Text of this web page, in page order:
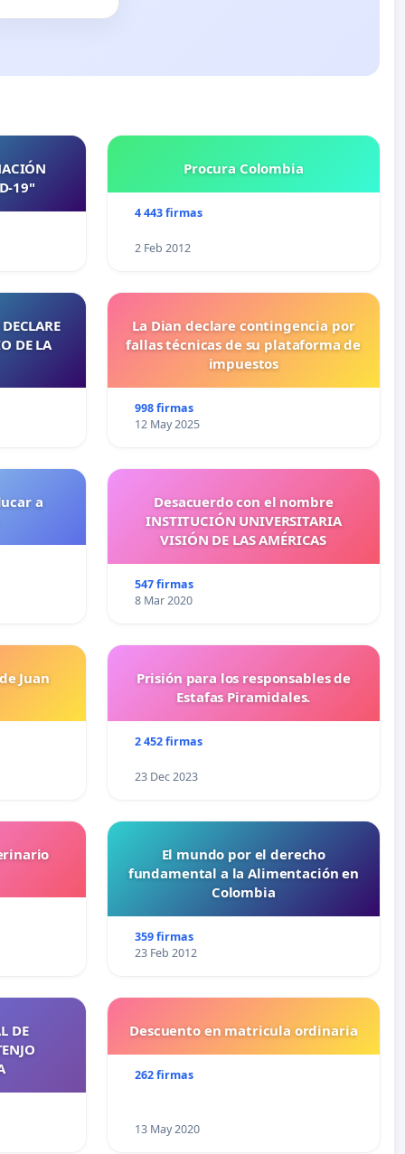
19"
Procura Colombia
4 443 firmas
2 Feb 2012
DE LA
La Dian declare contingencia por
fallas técnicas de su plataforma de
impuestos
998 firmas
12 May 2025
a
Desacuerdo con el nombre
INSTITUCIÓN UNIVERSITARIA
VISIÓN DE LAS AMÉRICAS
547 firmas
8 Mar 2020
Juan
Prisión para los responsables de
Estafas Piramidales.
2 452 firmas
23 Dec 2023
El mundo por el derecho
fundamental a la Alimentación en
Colombia
359 firmas
23 Feb 2012
DE
Descuento en matricula ordinaria
262 firmas
13 May 2020